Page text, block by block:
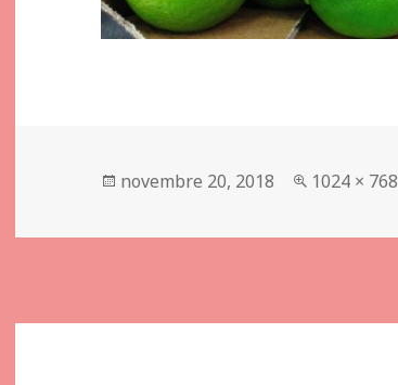
Publié
novembre 20, 2018
Taille
1024 × 768